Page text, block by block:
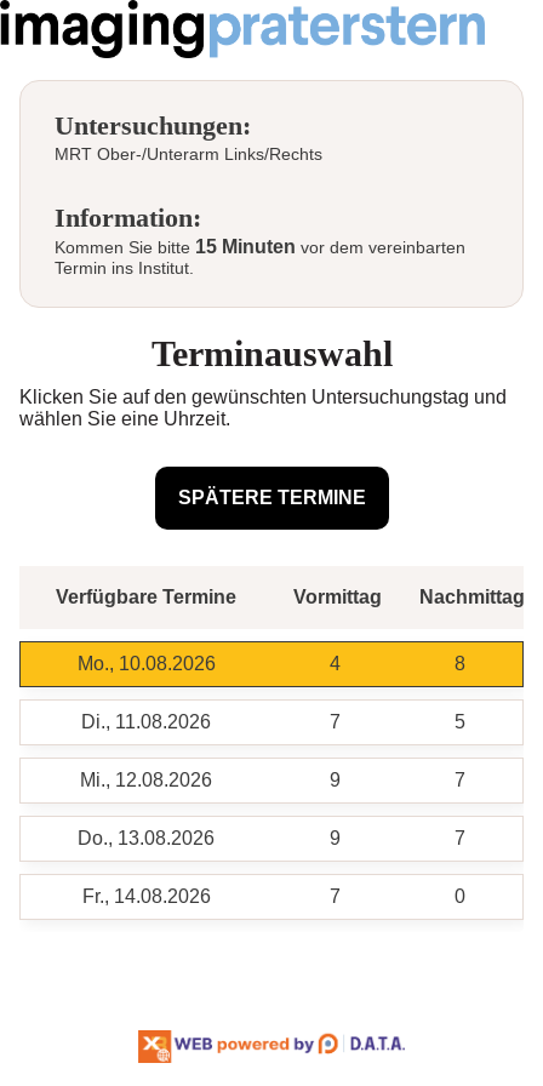
Untersuchungen:
MRT Ober-/Unterarm Links/Rechts
Information:
Kommen Sie bitte 15 Minuten vor dem vereinbarten
Termin ins Institut.
Terminauswahl
Klicken Sie auf den gewünschten Untersuchungstag und
wählen Sie eine Uhrzeit.
Verfügbare Termine Vormittag Nachmittag
Mo., 10.08.2026 4 8
Di., 11.08.2026 7 5
Mi., 12.08.2026 9 7
Do., 13.08.2026 9 7
Fr., 14.08.2026 7 0